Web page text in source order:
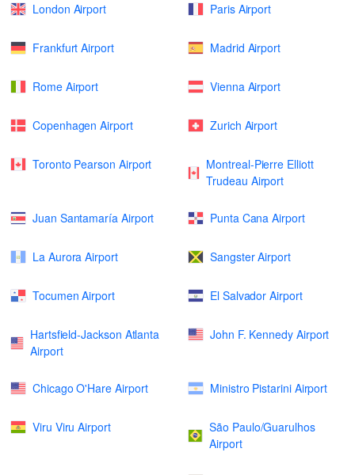
London Airport Paris Airport
Frankfurt Airport Madrid Airport
Rome Airport Vienna Airport
Copenhagen Airport Zurich Airport
Toronto Pearson Airport
Montreal-Pierre Elliott
Trudeau Airport
Juan Santamaría Airport Punta Cana Airport
La Aurora Airport Sangster Airport
Tocumen Airport El Salvador Airport
Hartsfield-Jackson Atlanta
Airport
John F. Kennedy Airport
Chicago O'Hare Airport Ministro Pistarini Airport
Viru Viru Airport
São Paulo/Guarulhos
Airport